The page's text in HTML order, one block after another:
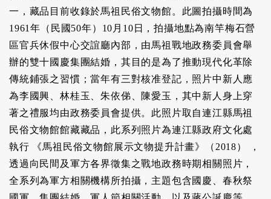
一，藏品目前收錄於馬祖民俗文物館。此圖拍攝時間為
1961年（民國50年）10月10日，拍攝地點為南竿梅石營
區官兵休假中心交誼廳內部，由馬祖戰地政務委員會舉
辦的雙十國慶集團結婚，其目的是為了推動現代化革除
傳統鋪張之習慣；當年有三對核准登記，照片中新人應
為李國興、林桂玉、朱依俤、陳愛玉，其中新人身上穿
著之禮服均由政務委員會提供。此照片取自連江縣馬祖
民俗文物館館藏藏品，此系列照片為連江縣政府文化處
執行 《馬祖民俗文物館展示文物提升計畫》（2018） ，
透過向民間及軍方各界徵集之戰地政務時期相關照片，
全系列為軍方相關機構所拍攝，主題包含國慶、春秋祭